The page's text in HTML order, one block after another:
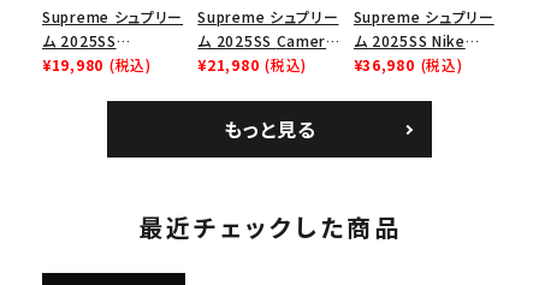
Supreme シュプリー
ム 2025SS
Homerun Tee ホー
¥19,980 (税込)
Supreme シュプリー
ム 2025SS Camera
Bag + Mini Pouch
¥21,980 (税込)
Supreme シュプリー
ム 2025SS Nike
Leather Shoulder
¥36,980 (税込)
もっと見る
最近チェックした商品